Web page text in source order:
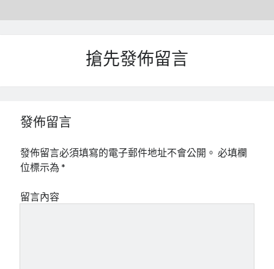
搶先發佈留言
發佈留言
發佈留言必須填寫的電子郵件地址不會公開。 必填欄
位標示為*
留言內容